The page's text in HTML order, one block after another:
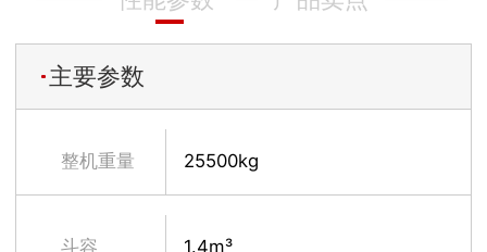
主要参数
整机重量 25500kg
斗容 1.4m³